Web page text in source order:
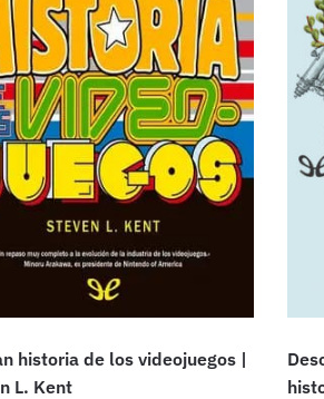
historia de los videojuegos |
L. Kent